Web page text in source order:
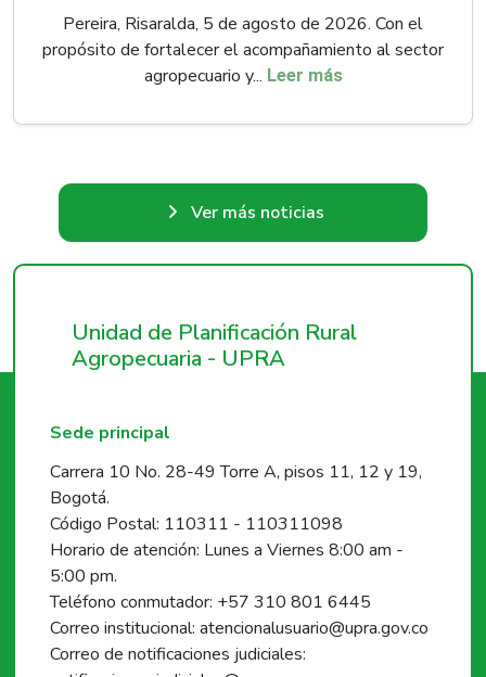
Pereira, Risaralda, 5 de agosto de 2026. Con el
propósito de fortalecer el acompañamiento al sector
agropecuario y... Leer más
Ver más noticias
Unidad de Planificación Rural
Agropecuaria - UPRA
Sede principal
Carrera 10 No. 28-49 Torre A, pisos 11, 12 y 19,
Bogotá.
Código Postal: 110311 - 110311098
Horario de atención: Lunes a Viernes 8:00 am -
5:00 pm.
Teléfono conmutador: +57 310 801 6445
Correo institucional: atencionalusuario@upra.gov.co
Correo de notificaciones judiciales: